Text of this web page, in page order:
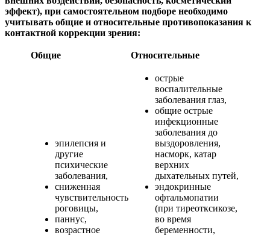
эффект), при самостоятельном подборе необходимо
учитывать общие и относительные противопоказания к
контактной коррекции зрения:
Общие Относительные
эпилепсия и
другие
психические
заболевания,
сниженная
чувствительность
роговицы,
паннус,
возрастное
острые
воспалительные
заболевания глаз,
общие острые
инфекционные
заболевания до
выздоровления,
насморк, катар
верхних
дыхательных путей,
эндокринные
офтальмопатии
(при тиреотксикозе,
во время
беременности,